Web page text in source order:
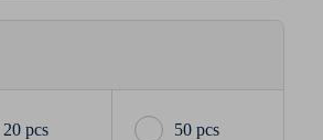
20 pcs 50 pcs